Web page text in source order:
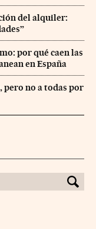
del alquiler:
por qué caen las
en España
pero no a todas por